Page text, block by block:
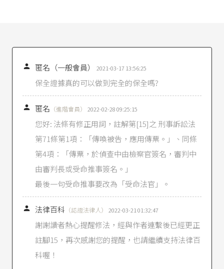
案的具體情況量刑，一種情況是犯罪行為人在事
對被害人沒有任何賠償或道歉，兩種情況相比較
人的犯罪後態度良好，就會依刑法第57條
的規定，量刑較輕。
起訴二元制以白話的方式講，就是使刑事案件繫
屬於法院有兩種方式。
刑事訴訟法第251條第1項：「檢察官依偵查所得
之證據，足認被告有犯罪嫌疑者，應提起公
刑事訴訟法第319條第1項：「犯罪之被害人得提
起自訴。但無行為能力或限制行為能力或死亡
者，得由其法定代理人、直系血親或配偶為
之。」
依刑事訴訟法第228條 第1項的規定，檢察官因為
告訴、告發、自首或其他情事知有犯罪嫌疑，就
 匿名（一般會員） 2021-03-17 13:56:25
保全證據真的可以做到完全的保全嗎?
 匿名 （進階會員） 2022-02-28 09:25:15
您好: 法條有修正用詞，註解第[15]之 刑事訴訟法
第71條第1項：「傳喚被告，應用傳票。」、同條
第4項：「傳票，於偵查中由檢察官簽名，審判中
由審判長或受命推事簽名。」
最後一句受命推事要改為「受命法官」。
 法律百科 （認證法律人） 2022-03-21 01:32:47
謝謝讀者熱心提醒修法，經與作者連繫後已經更正
註腳15，再次感謝您的提醒，也請繼續支持法律百
科喔！